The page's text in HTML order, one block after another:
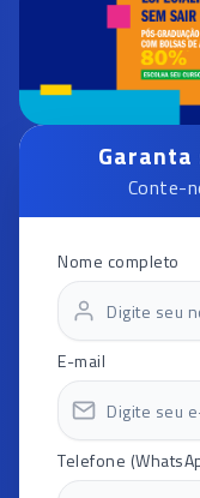
Garanta
Conte-
Nome completo
E-mail
Telefone